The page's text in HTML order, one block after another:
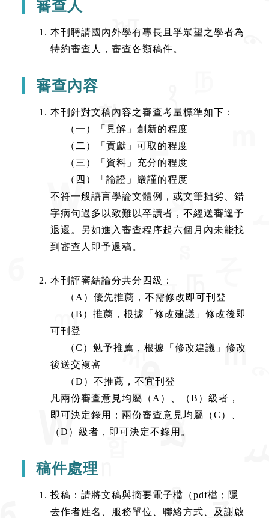
審查人
本刊聘請國內外學有專長且孚眾望之學者為
特約審查人，審查各類稿件。
審查內容
本刊針對文稿內容之審查考量標準如下：
（一）「見解」創新的程度
（二）「貢獻」可取的程度
（三）「資料」充分的程度
（四）「論證」嚴謹的程度
不符一般語言學論文體例，或文筆拙劣、錯
字病句過多以致難以卒讀者，不經送審逕予
退還。另如進入審查程序起六個月內未能找
到審查人即予退稿。
本刊評審結論分共分四級：
（A）優先推薦，不需修改即可刊登
（B）推薦，根據「修改建議」修改後即
可刊登
（C）勉予推薦，根據「修改建議」修改
後送交複審
（D）不推薦，不宜刊登
凡兩份審查意見均屬（A）、（B）級者，
即可決定錄用；兩份審查意見均屬（C）、
（D）級者，即可決定不錄用。
稿件處理
投稿：請將文稿與摘要電子檔（pdf檔；隱
去作者姓名、服務單位、聯絡方式、及謝啟